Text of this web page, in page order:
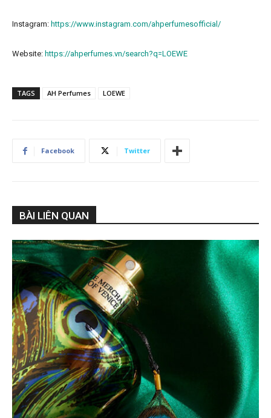
Instagram: https://www.instagram.com/ahperfumesofficial/
Website: https://ahperfumes.vn/search?q=LOEWE
TAGS AH Perfumes LOEWE
Facebook Twitter
BÀI LIÊN QUAN